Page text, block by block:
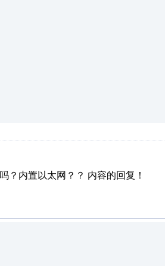
？内置以太网？？ 内容的回复！